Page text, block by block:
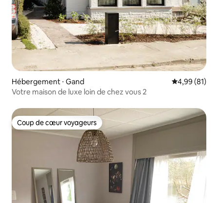
Hébergement ⋅ Gand Évaluation
4,99 (81)
Votre maison de luxe loin de chez vous 2
Coup de cœur voyageurs
Coup de cœur voyageurs